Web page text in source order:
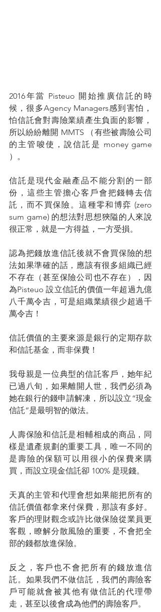
2016年當 Pisteuo 開始推廣信託的時
候，很多Agency Managers感到害怕，
怕信託會對壽險業績產生負面的影響，
所以紛紛離開 MMTS （有些被壽險公司
的主管唆使，說信託是 money game
）。
信託是現代金融產品不能分割的一部
份，這些主管擔心客戶會把錢轉去信
託，而不買保險。這種零和博弈 (zero
sum game) 的想法對思想狹隘的人來說
很正常，就是一方得益，一方受損。
認為把錢放進信託後就不會買保險的想
法如果準確的話，應該有很多組織已經
不存在（甚至保險公司也不存在），因
為Pisteuo 設立信託的價值一年超過九億
八千萬令吉，可是組織業績很少超過千
萬令吉！
信託價值的主要來源是銀行的定期存款
和信託基金，而非保費！
我母親是一位典型的信託客戶，她年紀
已過八旬，如果離開人世，我們必須為
她在銀行的錢申請解凍，所以設立“現金
信託”是最明智的做法。
人壽保險和信託是相輔相成的商品，同
樣是遺產規劃的重要工具，唯一不同的
是壽險的保額可以用很小的保費來購
買，而設立現金信託卻 100% 是現錢。
天真的主管和代理會想如果能把所有的
信託價值都拿來付保費，那該有多好。
客戶的理財觀念或許比做保險從業員更
客觀，瞭解分散風險的重要，不會把全
部的錢都放進保險。
反之，客戶也不會把所有的錢放進信
託。如果我們不做信託，我們的壽險客
戶可能就會被其他有做信託的代理帶
走，甚至以後會成為他們的壽險客戶。